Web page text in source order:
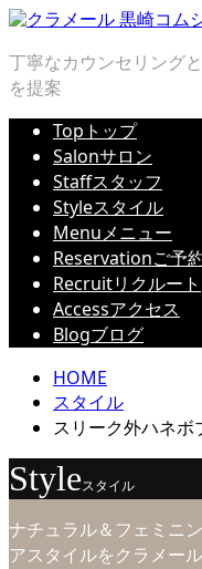
丁寧なカウンセリング
を提案
Top トップ
Salonサロン
Staffスタッフ
Styleスタイル
Menuメニュー
Reservationご予
Recruitリクルート
Accessアクセス
Blogブログ
HOME
スタイル
スリーク外ハネボ
Styleスタイル
ナチュラル＆フェミニ
アスタイルをクラメー